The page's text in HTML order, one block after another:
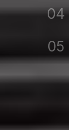
04
05